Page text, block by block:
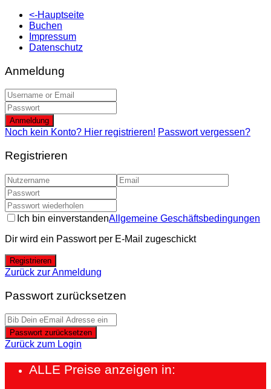
<-Hauptseite
Buchen
Impressum
Datenschutz
Anmeldung
Anmeldung
Noch kein Konto? Hier registrieren! Passwort vergessen?
Registrieren
Ich bin einverstandenAllgemeine Geschäftsbedingungen
Dir wird ein Passwort per E-Mail zugeschickt
Registrieren
Zurück zur Anmeldung
Passwort zurücksetzen
Passwort zurücksetzen
Zurück zum Login
ALLE Preise anzeigen in: